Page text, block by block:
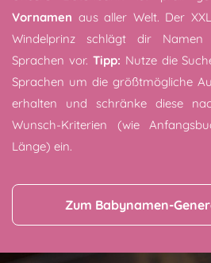
Vornamen aus aller Welt. Der
Windelprinz schlägt dir Namen
Sprachen vor. Tipp: Nutze die
Sprachen um die größtmögliche
erhalten und schränke diese
Wunsch-Kriterien (wie
Länge) ein.
Zum Babynamen-